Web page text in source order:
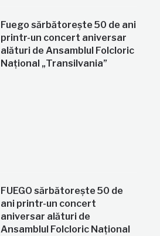
Fuego sărbătorește 50 de ani
printr-un concert aniversar
alături de Ansamblul Folcloric
Național „Transilvania”
FUEGO sărbătorește 50 de
ani printr-un concert
aniversar alături de
Ansamblul Folcloric Național